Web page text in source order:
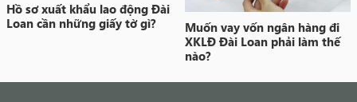
Hồ sơ xuất khẩu lao động Đài
Loan cần những giấy tờ gì?
Muốn vay vốn ngân hàng đi
XKLĐ Đài Loan phải làm thế
nào?